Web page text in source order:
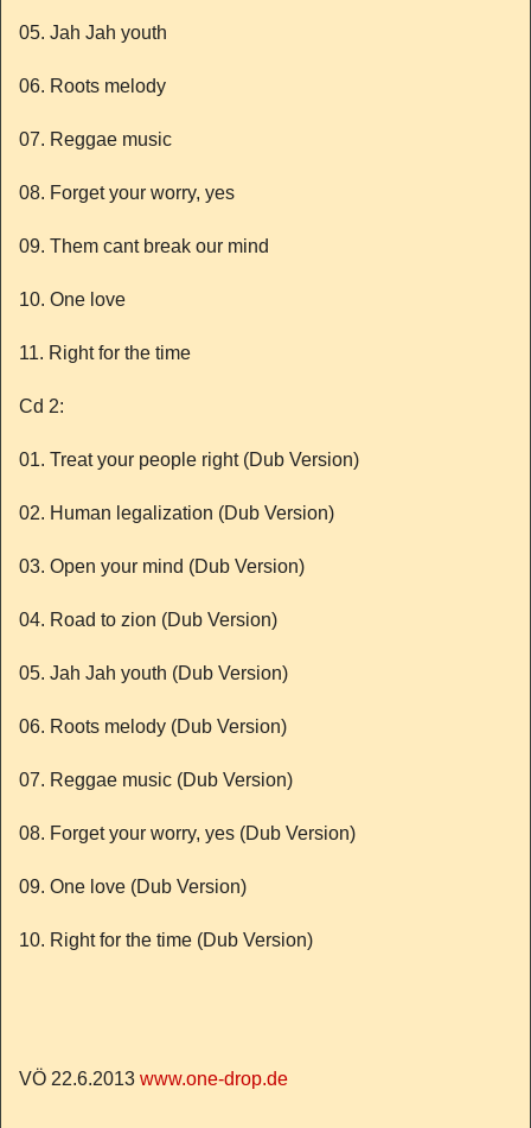
05. Jah Jah youth
06. Roots melody
07. Reggae music
08. Forget your worry, yes
09. Them cant break our mind
10. One love
11. Right for the time
Cd 2:
01. Treat your people right (Dub Version)
02. Human legalization (Dub Version)
03. Open your mind (Dub Version)
04. Road to zion (Dub Version)
05. Jah Jah youth (Dub Version)
06. Roots melody (Dub Version)
07. Reggae music (Dub Version)
08. Forget your worry, yes (Dub Version)
09. One love (Dub Version)
10. Right for the time (Dub Version)
VÖ 22.6.2013 www.one-drop.de